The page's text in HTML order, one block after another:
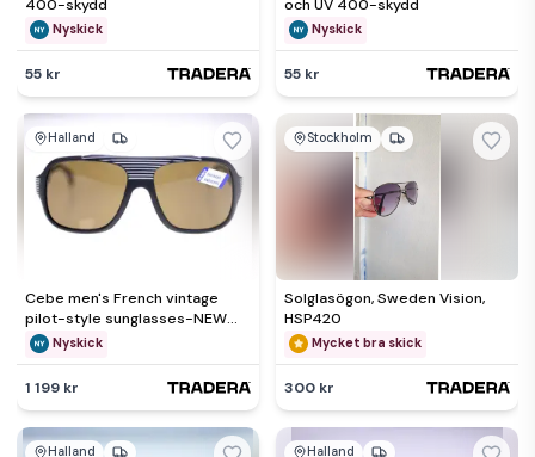
400-skydd
Nyskick
55 kr
och UV 400-skydd
Nyskick
55 kr
Halland
Cebe men's French vintage
pilot-style sunglasses-NEW
old stock-circa 1980s-42g
Nyskick
1 199 kr
Stockholm
Solglasögon, Sweden Vision,
HSP420
Mycket bra skick
300 kr
Halland Halland